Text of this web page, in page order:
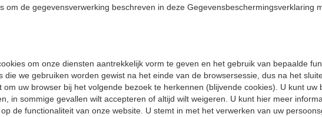
om de gegevensverwerking beschreven in deze
om onze diensten aantrekkelijk vorm te geven en het gebruik van bepaalde
die we gebruiken worden gewist na het einde van de browsersessie, dus na het
uw browser bij het volgende bezoek te herkennen (blijvende cookies). U kunt
in sommige gevallen wilt accepteren of altijd wilt weigeren. U kunt hier meer
de functionaliteit van onze website. U stemt in met het verwerken van uw